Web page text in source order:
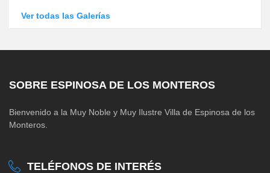
Ver todas las Galerías
SOBRE ESPINOSA DE LOS MONTEROS
Bienvenido a la Muy Noble y Muy Ilustre Villa de Espinosa de los
Monteros.
TELÉFONOS DE INTERÉS